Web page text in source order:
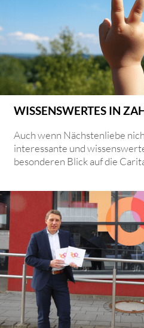
WISSENSWERTES IN
Auch wenn Nächstenliebe
interessante und
besonderen Blick auf die